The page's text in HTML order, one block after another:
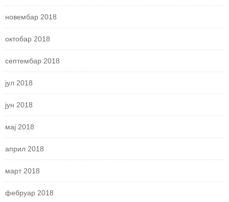
новембар 2018
октобар 2018
септембар 2018
јул 2018
јун 2018
мај 2018
април 2018
март 2018
фебруар 2018